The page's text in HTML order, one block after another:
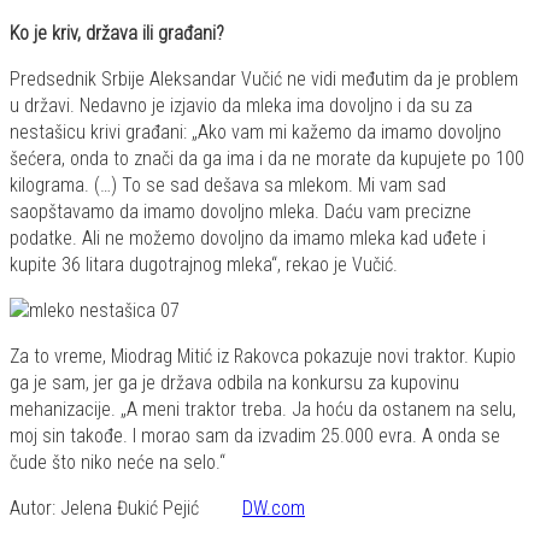
Ko je kriv, država ili građani?
Predsednik Srbije Aleksandar Vučić ne vidi međutim da je problem
u državi. Nedavno je izjavio da mleka ima dovoljno i da su za
nestašicu krivi građani: „Ako vam mi kažemo da imamo dovoljno
šećera, onda to znači da ga ima i da ne morate da kupujete po 100
kilograma. (…) To se sad dešava sa mlekom. Mi vam sad
saopštavamo da imamo dovoljno mleka. Daću vam precizne
podatke. Ali ne možemo dovoljno da imamo mleka kad uđete i
kupite 36 litara dugotrajnog mleka“, rekao je Vučić.
Za to vreme, Miodrag Mitić iz Rakovca pokazuje novi traktor. Kupio
ga je sam, jer ga je država odbila na konkursu za kupovinu
mehanizacije. „A meni traktor treba. Ja hoću da ostanem na selu,
moj sin takođe. I morao sam da izvadim 25.000 evra. A onda se
čude što niko neće na selo.“
Autor: Jelena Đukić Pejić DW.com